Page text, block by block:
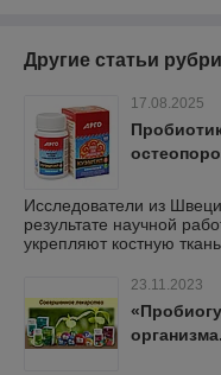
Другие статьи
17.08.2025
Исследователи из
результате научной
укрепляют костную ткань.
23.11.2023
организма.